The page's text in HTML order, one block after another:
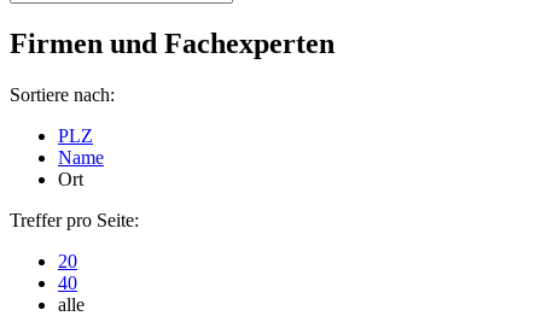
Firmen und Fachexperten
Sortiere nach:
PLZ
Name
Ort
Treffer pro Seite:
20
40
alle